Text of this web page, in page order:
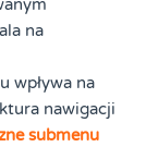
na
wpływa na
nawigacji
submenu